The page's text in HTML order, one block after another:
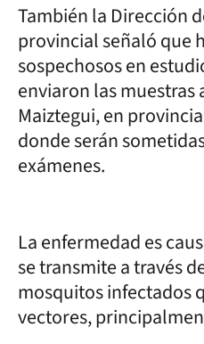
También la Dirección
provincial señaló que
sospechosos en
enviaron las
Maiztegui, en
donde serán
exámenes.
La enfermedad es
se transmite a través
mosquitos infectados
vectores,